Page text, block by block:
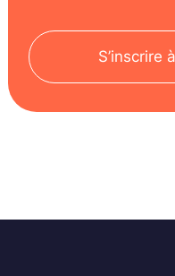
S’inscrire